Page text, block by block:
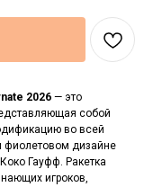
2026 — это
собой
во всей
дизайне
Гауфф. Ракетка
игроков,